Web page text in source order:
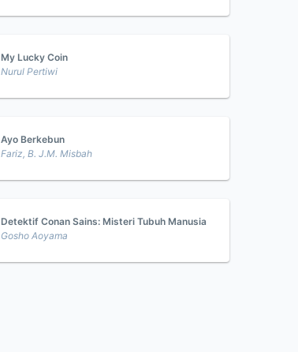
My Lucky Coin
Nurul Pertiwi
Ayo Berkebun
Fariz, B. J.M. Misbah
Detektif Conan Sains: Misteri Tubuh Manusia
Gosho Aoyama